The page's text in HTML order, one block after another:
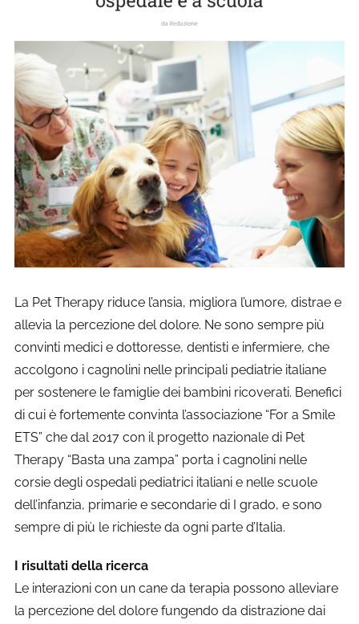
La Pet Therapy riduce l’ansia, migliora l’umore, distrae e
allevia la percezione del dolore. Ne sono sempre più
convinti medici e dottoresse, dentisti e infermiere, che
accolgono i cagnolini nelle principali pediatrie italiane
per sostenere le famiglie dei bambini ricoverati. Benefici
di cui è fortemente convinta l’associazione “For a Smile
ETS” che dal 2017 con il progetto nazionale di Pet
Therapy “Basta una zampa” porta i cagnolini nelle
corsie degli ospedali pediatrici italiani e nelle scuole
dell’infanzia, primarie e secondarie di I grado, e sono
sempre di più le richieste da ogni parte d’Italia.
I risultati della ricerca
Le interazioni con un cane da terapia possono alleviare
la percezione del dolore fungendo da distrazione dai